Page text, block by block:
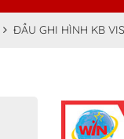
ĐẦU GHI HÌNH KB